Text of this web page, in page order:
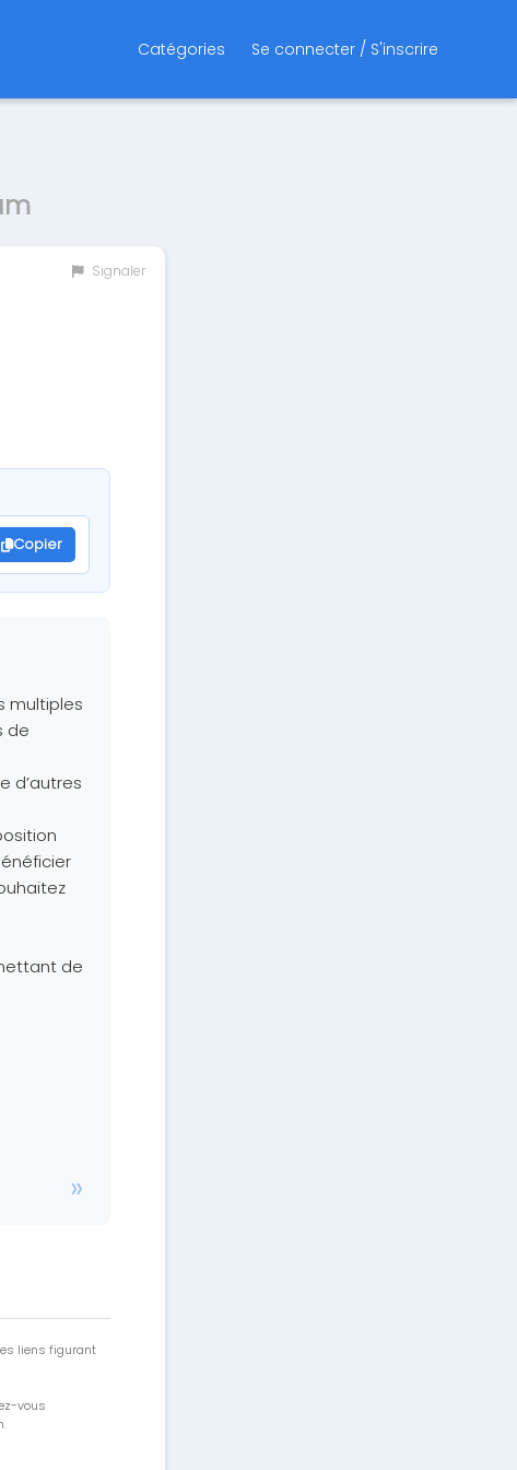
Catégories Se connecter / S'inscrire
Signaler
Copier
multiples
de
d’autres
de
liens figurant
vous